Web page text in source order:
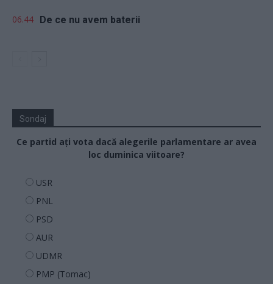
06.44 De ce nu avem baterii
Sondaj
Ce partid ați vota dacă alegerile parlamentare ar avea
loc duminica viitoare?
USR
PNL
PSD
AUR
UDMR
PMP (Tomac)